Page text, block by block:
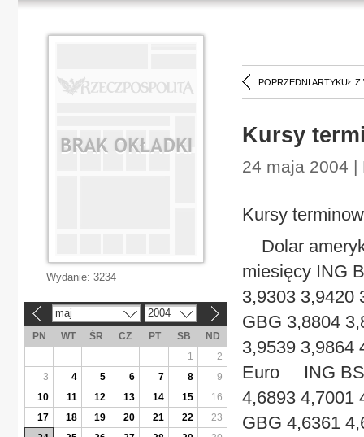
POPRZEDNI ARTYKUŁ Z
Kursy
24 maja 2004 |
Kursy
Dolar
miesięcy ING
3,9303 3,9420
GBG 3,8804
3,9539
Euro ING
4,6893 4,7001
GBG 4,6361
Wydanie: 3234
maj 2004
PN WT ŚR CZ PT SB
ND
1
2
3
4 5 6 7 8
9
10
11 12 13 14 15
16
17
18 19 20 21 22
23